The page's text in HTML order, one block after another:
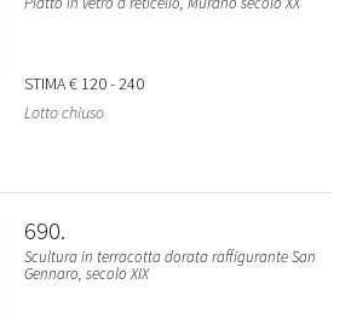
STIMA€ 120 - 240
Lotto chiuso
690
Scultura in terracotta dorata raffigurante San
Gennaro, secolo XIX